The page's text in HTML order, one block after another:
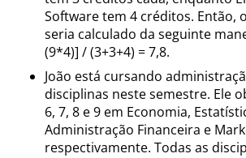
Software tem 4 créditos. Então,
seria calculado da seguinte
(9*4)] / (3+3+4) = 7,8.
João está cursando
disciplinas neste semestre. Ele
6, 7, 8 e 9 em Economia,
Administração Financeira e
respectivamente. Todas as